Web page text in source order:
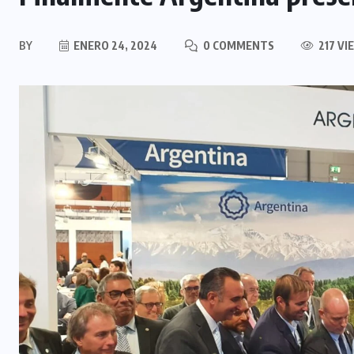
BY ENERO 24, 2024 0 COMMENTS 217